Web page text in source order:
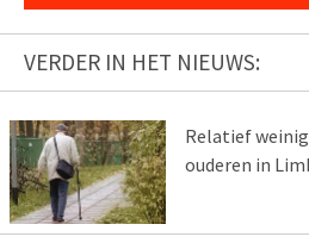
VERDER IN HET NIEUWS:
Relatief
ouderen in